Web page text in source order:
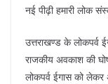
o
o
k
p
p
नई पीढ़ी हमारी लोक
उत्तराखण्ड के लोकपर्व
राजकीय अवकाश की
लोकपर्व ईगास को लेकर